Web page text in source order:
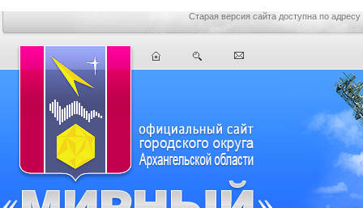
Старая версия сайта доступна по адресу